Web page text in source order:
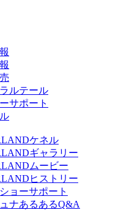
ルテール
サポート
ケネル
ギャラリー
ムービー
ヒストリー
ョーサポート
ナあるあるQ&A